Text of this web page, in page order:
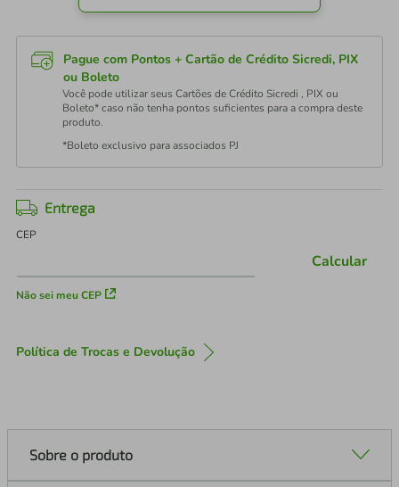
Pague com Pontos + Cartão de Crédito Sicredi, PIX
ou Boleto
Você pode utilizar seus Cartões de Crédito Sicredi , PIX ou
Boleto* caso não tenha pontos suficientes para a compra deste
produto.
*Boleto exclusivo para associados PJ
Entrega
CEP
Não sei meu CEP
Calcular
Política de Trocas e Devolução
Sobre o produto